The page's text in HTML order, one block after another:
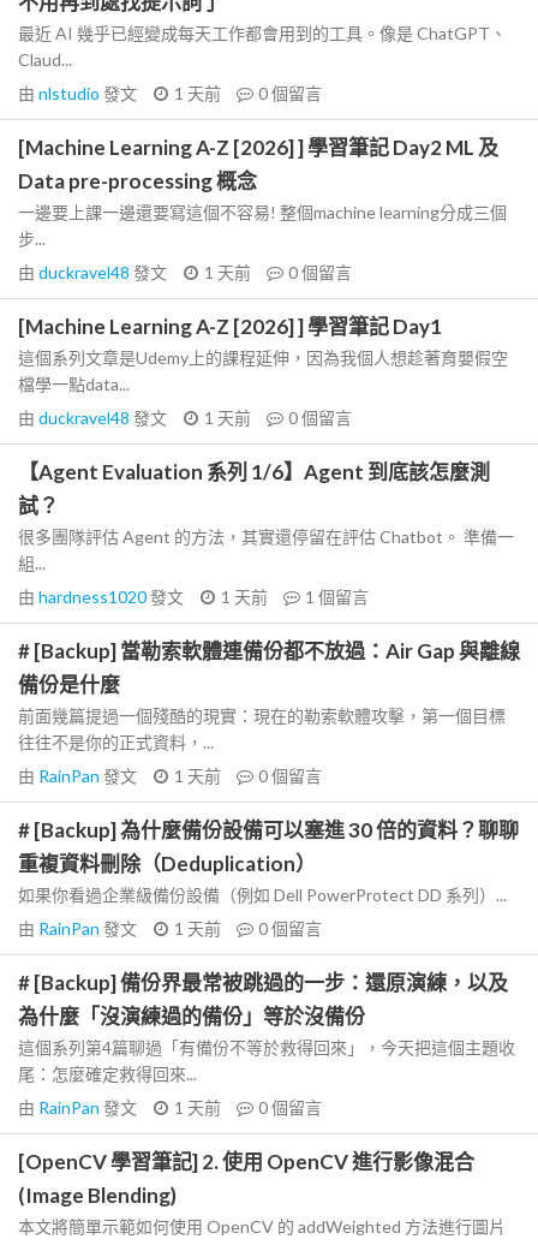
最近 AI 幾乎已經變成每天工作都會用到的工具。像是 ChatGPT、
Claud...
由 nlstudio 發文 1 天前 0個留言
[Machine Learning A-Z [2026] ] 學習筆記 Day2 ML 及
Data pre-processing 概念
一邊要上課一邊還要寫這個不容易! 整個machine learning分成三個
步...
由 duckravel48 發文 1 天前 0個留言
[Machine Learning A-Z [2026] ] 學習筆記 Day1
這個系列文章是Udemy上的課程延伸，因為我個人想趁著育嬰假空
檔學一點data...
由 duckravel48 發文 1 天前 0個留言
【Agent Evaluation 系列 1/6】Agent 到底該怎麼測
試？
很多團隊評估 Agent 的方法，其實還停留在評估 Chatbot。 準備一
組...
由 hardness1020發文 1 天前 1 個留言
# [Backup] 當勒索軟體連備份都不放過：Air Gap 與離線
備份是什麼
前面幾篇提過一個殘酷的現實：現在的勒索軟體攻擊，第一個目標
往往不是你的正式資料，...
由 RainPan 發文 1 天前 0個留言
# [Backup] 為什麼備份設備可以塞進 30 倍的資料？聊聊
重複資料刪除（Deduplication）
如果你看過企業級備份設備（例如 Dell PowerProtect DD 系列）...
由 RainPan 發文 1 天前 0個留言
# [Backup] 備份界最常被跳過的一步：還原演練，以及
為什麼「沒演練過的備份」等於沒備份
這個系列第4篇聊過「有備份不等於救得回來」，今天把這個主題收
尾：怎麼確定救得回來...
由 RainPan 發文 1 天前 0個留言
[OpenCV 學習筆記] 2. 使用 OpenCV 進行影像混合
(Image Blending)
本文將簡單示範如何使用 OpenCV 的 addWeighted 方法進行圖片